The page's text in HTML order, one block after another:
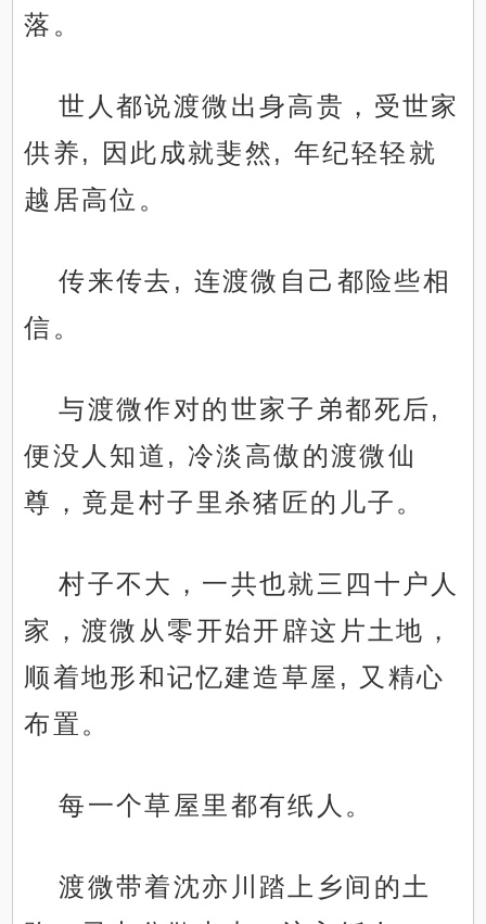
落。
世人都说渡微出身高贵，受世家
供养, 因此成就斐然, 年纪轻轻就
越居高位。
传来传去, 连渡微自己都险些相
信。
与渡微作对的世家子弟都死后,
便没人知道, 冷淡高傲的渡微仙
尊，竟是村子里杀猪匠的儿子。
村子不大，一共也就三四十户人
家，渡微从零开始开辟这片土地，
顺着地形和记忆建造草屋, 又精心
布置。
每一个草屋里都有纸人。
渡微带着沈亦川踏上乡间的土